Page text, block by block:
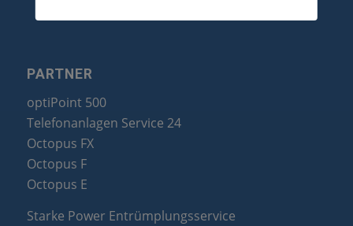
PARTNER
optiPoint 500
Telefonanlagen Service 24
Octopus FX
Octopus F
Octopus E
Starke Power Entrümplungsservice